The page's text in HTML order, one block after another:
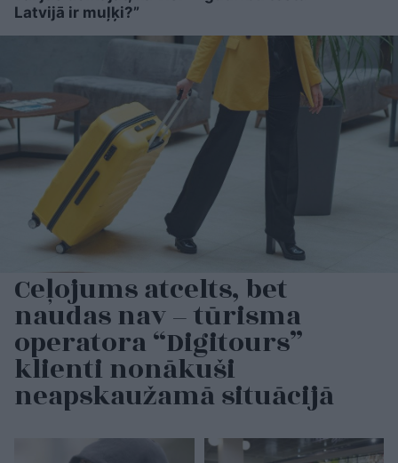
Latvijā ir muļķi?”
Ceļojums atcelts, bet
naudas nav – tūrisma
operatora “Digitours”
klienti nonākuši
neapskaužamā situācijā